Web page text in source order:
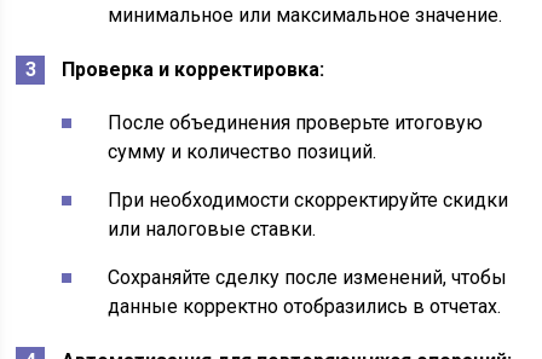
минимальное или максимальное значение.
Проверка и корректировка:
После объединения проверьте итоговую
сумму и количество позиций.
При необходимости скорректируйте скидки
или налоговые ставки.
Сохраняйте сделку после изменений, чтобы
данные корректно отобразились в отчетах.